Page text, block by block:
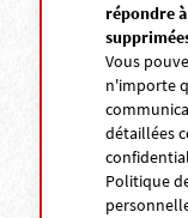
répondre
Vous
n'importe
détaillées
Politique